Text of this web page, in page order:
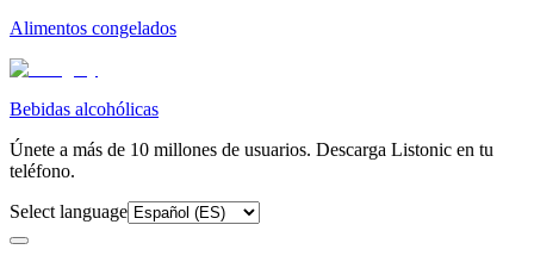
Alimentos congelados
Bebidas alcohólicas
Únete a más de 10 millones de usuarios. Descarga Listonic en tu
teléfono.
Select language